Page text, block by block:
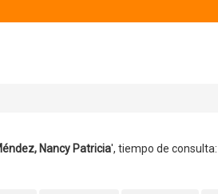
Nancy Patricia', tiempo de consulta: